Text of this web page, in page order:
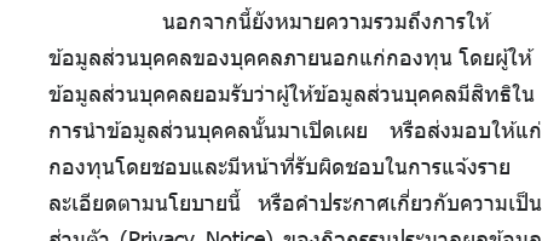
นอกจากนี้ยังหมายความรวมถึงการให้
ข้อมูลส่วนบุคคลของบุคคลภายนอกแก่กองทุน โดยผู้ให้
ข้อมูลส่วนบุคคลยอมรับว่าผู้ให้ข้อมูลส่วนบุคคลมีสิทธิใน
การนำข้อมูลส่วนบุคคลนั้นมาเปิดเผย หรือส่งมอบให้แก่
กองทุนโดยชอบและมีหน้าที่รับผิดชอบในการแจ้งราย
ละเอียดตามนโยบายนี้ หรือคำประกาศเกี่ยวกับความเป็น